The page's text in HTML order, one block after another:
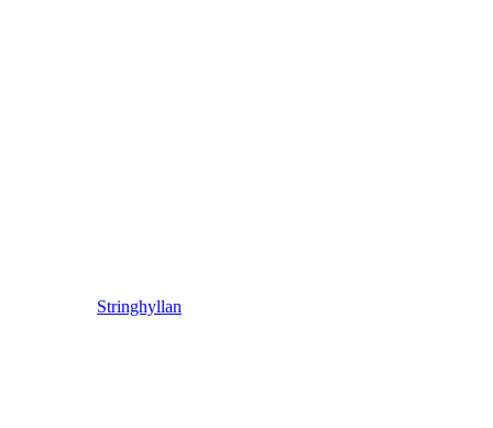
Stringhyllan